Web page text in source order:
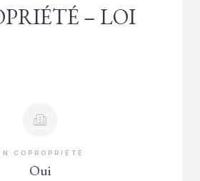
– LOI
COPROPRIÉTÉ
Oui